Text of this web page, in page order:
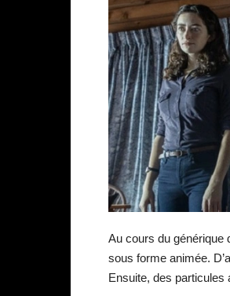
Au cours du générique
sous forme animée.
Ensuite, des particules